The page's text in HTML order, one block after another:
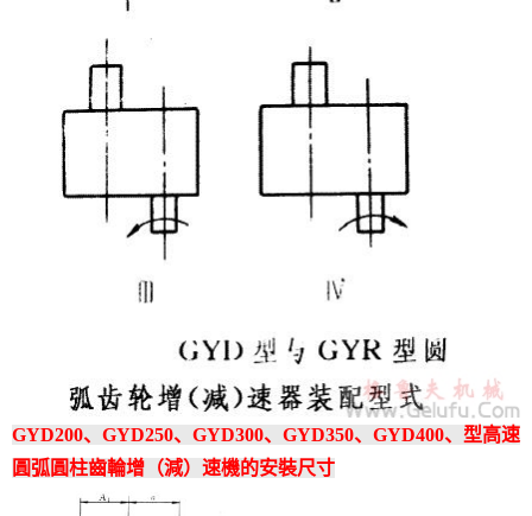
GYD200、GYD250、GYD300、GYD350、GYD400、型高速
圓弧圓柱齒輪增（減）速機的安裝尺寸